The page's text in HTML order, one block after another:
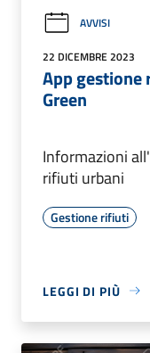
AVVISI
22 DICEMBRE 2023
App
Green
Informazioni
rifiuti urbani
Gestione rifiuti
LEGGI DI PIÙ